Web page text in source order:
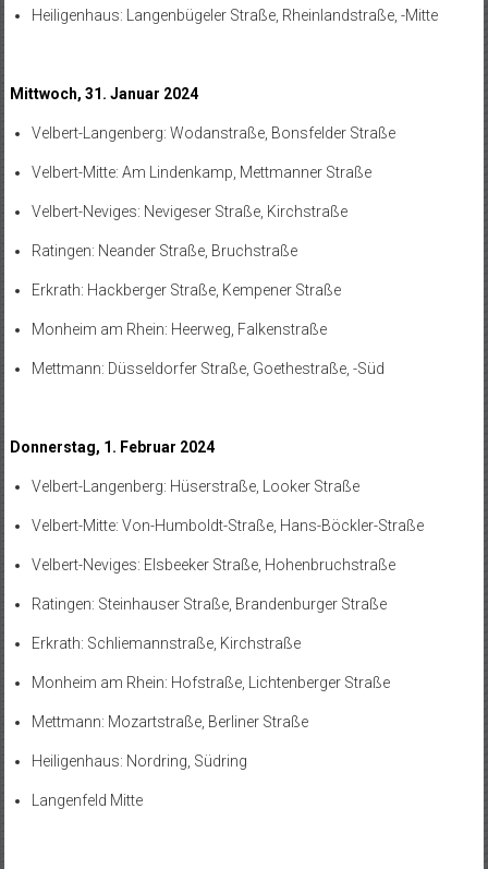
Heiligenhaus: Langenbügeler Straße, Rheinlandstraße, -Mitte
Mittwoch, 31. Januar 2024
Velbert-Langenberg: Wodanstraße, Bonsfelder Straße
Velbert-Mitte: Am Lindenkamp, Mettmanner Straße
Velbert-Neviges: Nevigeser Straße, Kirchstraße
Ratingen: Neander Straße, Bruchstraße
Erkrath: Hackberger Straße, Kempener Straße
Monheim am Rhein: Heerweg, Falkenstraße
Mettmann: Düsseldorfer Straße, Goethestraße, -Süd
Donnerstag, 1. Februar 2024
Velbert-Langenberg: Hüserstraße, Looker Straße
Velbert-Mitte: Von-Humboldt-Straße, Hans-Böckler-Straße
Velbert-Neviges: Elsbeeker Straße, Hohenbruchstraße
Ratingen: Steinhauser Straße, Brandenburger Straße
Erkrath: Schliemannstraße, Kirchstraße
Monheim am Rhein: Hofstraße, Lichtenberger Straße
Mettmann: Mozartstraße, Berliner Straße
Heiligenhaus: Nordring, Südring
Langenfeld Mitte